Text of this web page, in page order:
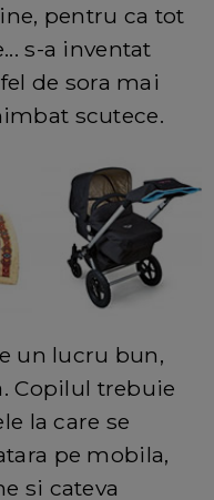
pentru ca tot
s-a inventat
de sora mai
scutece.
un lucru bun,
Copilul trebuie
la care se
pe mobila,
si cateva